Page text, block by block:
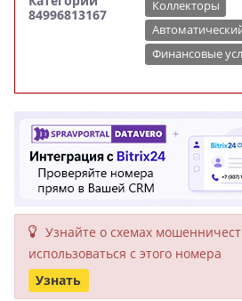
84996813167
Коллекторы
Финансовые
Узнайте о схемах
исполь­зоваться с этого номера
Узнать